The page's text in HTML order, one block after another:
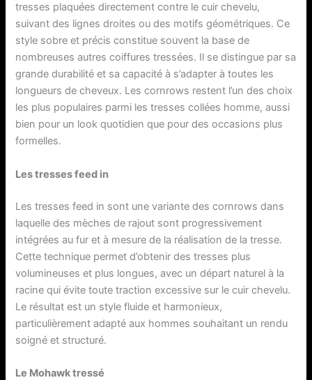
tresses plaquées directement contre le cuir chevelu,
suivant des lignes droites ou des motifs géométriques. Ce
style sobre et précis constitue souvent la base de
nombreuses autres coiffures tressées. Il se distingue par sa
grande durabilité et sa capacité à s’adapter à toutes les
longueurs de cheveux. Les cornrows restent l’un des choix
les plus populaires parmi les tresses collées homme, aussi
bien pour un look quotidien que pour des occasions plus
formelles.
Les tresses feed in
Les tresses feed in sont une variante des cornrows dans
laquelle des mèches de rajout sont progressivement
intégrées au fur et à mesure de la réalisation de la tresse.
Cette technique permet d’obtenir des tresses plus
volumineuses et plus longues, avec un départ naturel à la
racine qui évite toute traction excessive sur le cuir chevelu.
Le résultat est un style fluide et harmonieux,
particulièrement adapté aux hommes souhaitant un rendu
soigné et structuré.
Le Mohawk tressé